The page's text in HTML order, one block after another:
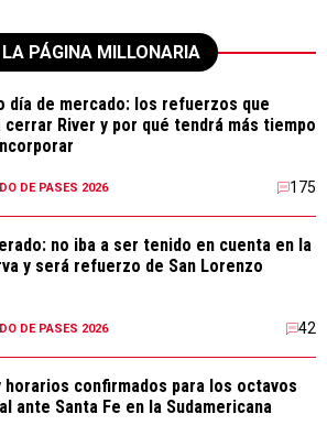
PÁGINA MILLONARIA
día de mercado: los refuerzos que
cerrar River y por qué tendrá más tiempo
DE PASES 2026 175
no iba a ser tenido en cuenta en la
y será refuerzo de San Lorenzo
DE PASES 2026 42
horarios confirmados para los octavos
ante Santa Fe en la Sudamericana